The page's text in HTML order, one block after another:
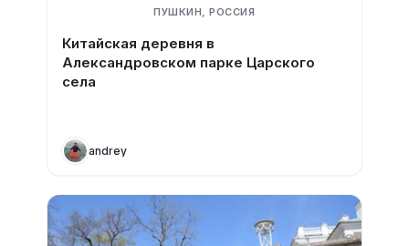
ПУШКИН, РОССИЯ
Китайская деревня в
Александровском парке Царского
села
andrey